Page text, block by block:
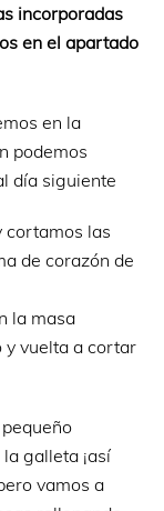
incorporadas
en el apartado
en la
podemos
día siguiente
cortamos las
de corazón de
la masa
y vuelta a cortar
galleta ¡así
vamos a